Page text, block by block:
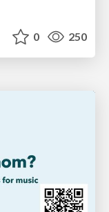
0 250